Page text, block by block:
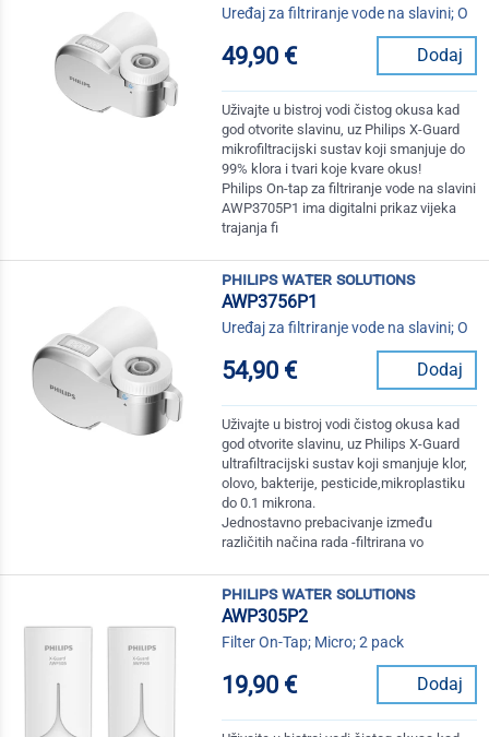
Uređaj za filtriranje vode na slavini; O
49,90 € Dodaj
Uživajte u bistroj vodi čistog okusa kad
god otvorite slavinu, uz Philips X-Guard
mikrofiltracijski sustav koji smanjuje do
99% klora i tvari koje kvare okus!
Philips On-tap za filtriranje vode na slavini
AWP3705P1 ima digitalni prikaz vijeka
trajanja fi
philips water solutions
AWP3756P1
Uređaj za filtriranje vode na slavini; O
54,90 € Dodaj
Uživajte u bistroj vodi čistog okusa kad
god otvorite slavinu, uz Philips X-Guard
ultrafiltracijski sustav koji smanjuje klor,
olovo, bakterije, pesticide,mikroplastiku
do 0.1 mikrona.
Jednostavno prebacivanje između
različitih načina rada -filtrirana vo
philips water solutions
AWP305P2
Filter On-Tap; Micro; 2 pack
19,90 € Dodaj